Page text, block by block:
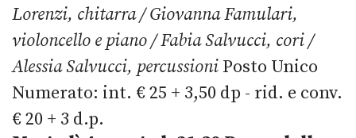
Lorenzi, chitarra / Giovanna Famulari,
violoncello e piano / Fabia Salvucci, cori /
Alessia Salvucci, percussioni Posto Unico
Numerato: int. € 25 + 3,50 dp - rid. e conv.
€ 20 + 3 d.p.